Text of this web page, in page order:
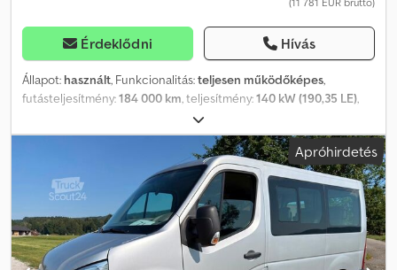
Érdeklődni Hívás
Állapot: használt, Funkcionalitás:teljesen működőképes,
futásteljesítmény:184 000 km, teljesítmény:140 kW (190,35 LE),
, hajtástípus:
tengelyelrendezés:4x4, össztömeg:2 065 kg, saját tömeg:2 065
06/2018, következő vizsga (TÜV):
, kibocsátási osztály:Euro 6, szín:barna, felfüggesztés:
egyéb, abroncs méret:255/60 R18 , ülések száma:5, korábbi
tulajdonosok száma:2, Gyártási év:2018, gép/jármű száma:
VSSKCTND23U0098078, Felszereltség:differenciálzár,
koromszűrő, légzsák, navigációs rendszer, négyévszakos
gumiabroncsok, teherautó regisztráció, összkerékhajtás,
Apróhirdetés